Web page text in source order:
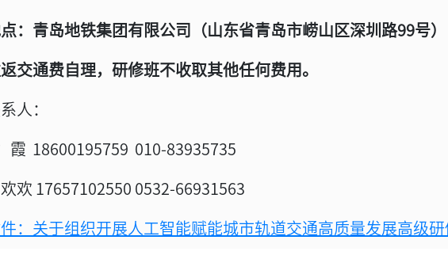
：青岛地铁集团有限公司（山东省青岛市崂山区深圳路99号）
交通费自理，研修班不收取其他任何费用。
人：
霞 18600195759 010-83935735
欢 17657102550 0532-66931563
件：关于组织开展人工智能赋能城市轨道交通高质量发展高级